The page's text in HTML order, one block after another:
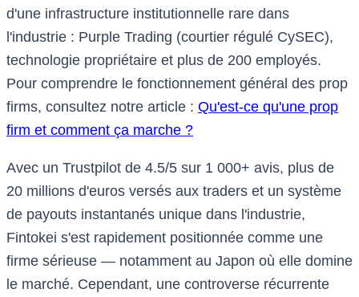
d'une infrastructure institutionnelle rare dans
l'industrie : Purple Trading (courtier régulé CySEC),
technologie propriétaire et plus de 200 employés.
Pour comprendre le fonctionnement général des prop
firms, consultez notre article : Qu'est-ce qu'une prop
firm et comment ça marche ?
Avec un Trustpilot de 4.5/5 sur 1 000+ avis, plus de
20 millions d'euros versés aux traders et un système
de payouts instantanés unique dans l'industrie,
Fintokei s'est rapidement positionnée comme une
firme sérieuse — notamment au Japon où elle domine
le marché. Cependant, une controverse récurrente